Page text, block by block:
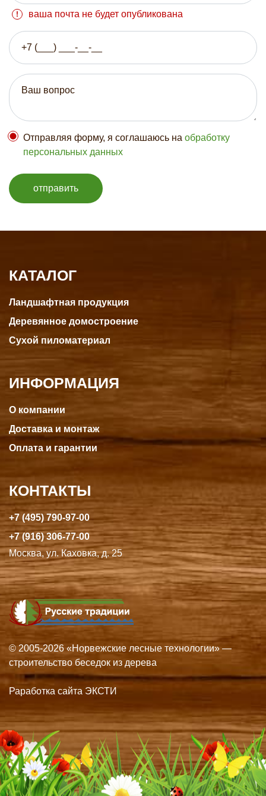
ваша почта не будет опубликована
Отправляя форму, я соглашаюсь на обработку
персональных данных
отправить
КАТАЛОГ
Ландшафтная продукция
Деревянное домостроение
Сухой пиломатериал
ИНФОРМАЦИЯ
О компании
Доставка и монтаж
Оплата и гарантии
КОНТАКТЫ
+7 (495) 790-97-00
+7 (916) 306-77-00
Москва, ул. Каховка, д. 25
© 2005-2026 «Норвежские лесные технологии» —
строительство беседок из дерева
Раработка сайта ЭКСТИ